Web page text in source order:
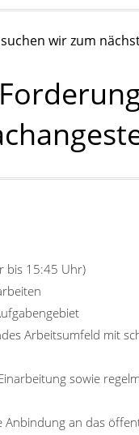
wir zum
bis 15:45 Uhr)
Arbeitsumfeld mit
sowie
Anbindung an das